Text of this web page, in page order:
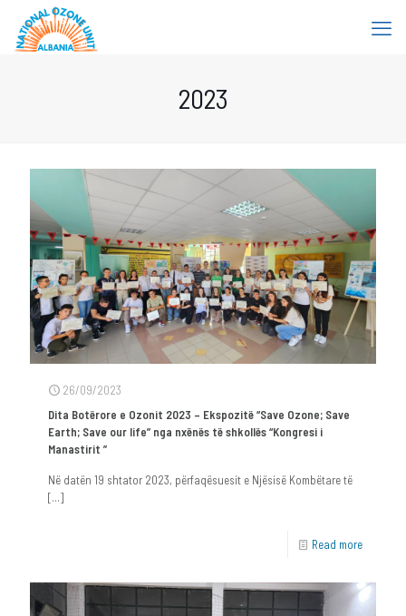
2023
26/09/2023
Dita Botërore e Ozonit 2023 – Ekspozitë “Save Ozone; Save
Earth; Save our life” nga nxënës të shkollës “Kongresi i
Manastirit ”
Në datën 19 shtator 2023, përfaqësuesit e Njësisë Kombëtare të
[…]
Read more